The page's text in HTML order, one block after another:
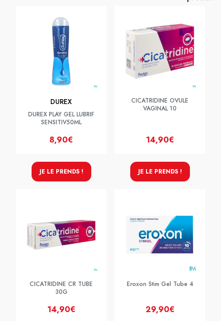
DUREX
DUREX PLAY GEL LUBRIF
SENSITIV50ML
8,90€
JE LE PRENDS !
CICATRIDINE OVULE
VAGINAL 10
14,90€
JE LE PRENDS !
CICATRIDINE CR TUBE
30G
14,90€
Eroxon Stim Gel Tube 4
29,90€